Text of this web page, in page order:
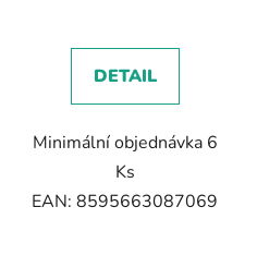
DETAIL
Minimální objednávka 6
Ks
EAN: 8595663087069